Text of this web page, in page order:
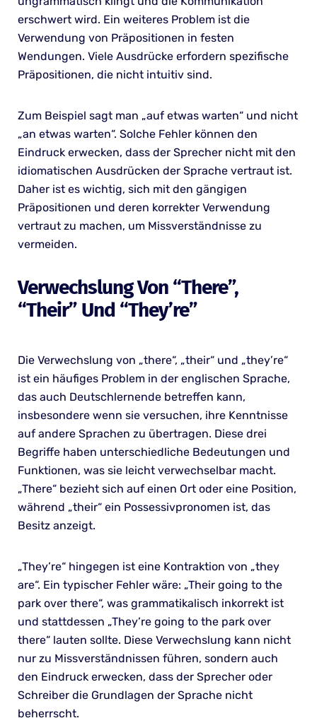
erschwert wird. Ein weiteres Problem ist die
Verwendung von Präpositionen in festen
Wendungen. Viele Ausdrücke erfordern spezifische
Präpositionen, die nicht intuitiv sind.
Zum Beispiel sagt man „auf etwas warten“ und nicht
„an etwas warten“. Solche Fehler können den
Eindruck erwecken, dass der Sprecher nicht mit den
idiomatischen Ausdrücken der Sprache vertraut ist.
Daher ist es wichtig, sich mit den gängigen
Präpositionen und deren korrekter Verwendung
vertraut zu machen, um Missverständnisse zu
vermeiden.
Verwechslung Von “there”,
“their” Und “they’re”
Die Verwechslung von „there“, „their“ und „they’re“
ist ein häufiges Problem in der englischen Sprache,
das auch Deutschlernende betreffen kann,
insbesondere wenn sie versuchen, ihre Kenntnisse
auf andere Sprachen zu übertragen. Diese drei
Begriffe haben unterschiedliche Bedeutungen und
Funktionen, was sie leicht verwechselbar macht.
„There“ bezieht sich auf einen Ort oder eine Position,
während „their“ ein Possessivpronomen ist, das
Besitz anzeigt.
„They’re“ hingegen ist eine Kontraktion von „they
are“. Ein typischer Fehler wäre: „Their going to the
park over there“, was grammatikalisch inkorrekt ist
und stattdessen „They’re going to the park over
there“ lauten sollte. Diese Verwechslung kann nicht
nur zu Missverständnissen führen, sondern auch
den Eindruck erwecken, dass der Sprecher oder
Schreiber die Grundlagen der Sprache nicht
beherrscht.